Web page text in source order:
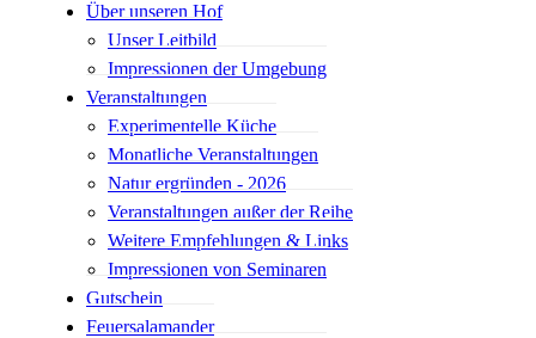
Über unseren Hof
Unser Leitbild
Impressionen der Umgebung
Veranstaltungen
Experimentelle Küche
Monatliche Veranstaltungen
Natur ergründen - 2026
Veranstaltungen außer der Reihe
Weitere Empfehlungen & Links
Impressionen von Seminaren
Gutschein
Feuersalamander